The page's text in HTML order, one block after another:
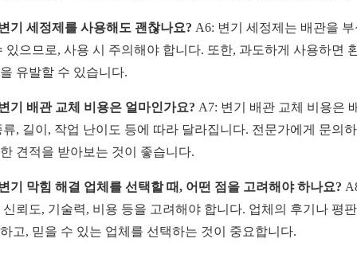
기 세정제를 사용해도 괜찮나요? A6: 변기 세정제는 배관을
있으므로, 사용 시 주의해야 합니다. 또한, 과도하게 사용하면
유발할 수 있습니다.
기 배관 교체 비용은 얼마인가요? A7: 변기 배관 교체 비용은
류, 길이, 작업 난이도 등에 따라 달라집니다. 전문가에게 문의
견적을 받아보는 것이 좋습니다.
기 막힘 해결 업체를 선택할 때, 어떤 점을 고려해야 하나요?
신뢰도, 기술력, 비용 등을 고려해야 합니다. 업체의 후기나 평
고, 믿을 수 있는 업체를 선택하는 것이 중요합니다.